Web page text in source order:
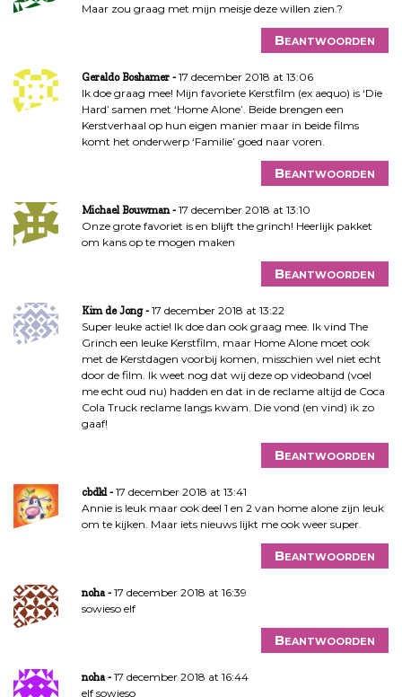
Maar zou graag met mijn meisje deze willen zien.?
Beantwoorden
Geraldo Boshamer
17 december 2018 at 13:06
Ik doe graag mee! Mijn favoriete Kerstfilm (ex aequo) is ‘Die
Hard’ samen met ‘Home Alone’. Beide brengen een
Kerstverhaal op hun eigen manier maar in beide films
komt het onderwerp ‘Familie’ goed naar voren.
Beantwoorden
Michael Bouwman
17 december 2018 at 13:10
Onze grote favoriet is en blijft the grinch! Heerlijk pakket
om kans op te mogen maken
Beantwoorden
Kim de Jong
17 december 2018 at 13:22
Super leuke actie! Ik doe dan ook graag mee. Ik vind The
Grinch een leuke Kerstfilm, maar Home Alone moet ook
met de Kerstdagen voorbij komen, misschien wel niet echt
door de film. Ik weet nog dat wij deze op videoband (voel
me echt oud nu) hadden en dat in de reclame altijd de Coca
Cola Truck reclame langs kwam. Die vond (en vind) ik zo
gaaf!
Beantwoorden
cbdkl
17 december 2018 at 13:41
Annie is leuk maar ook deel 1 en 2 van home alone zijn leuk
om te kijken. Maar iets nieuws lijkt me ook weer super.
Beantwoorden
noha
17 december 2018 at 16:39
sowieso elf
Beantwoorden
noha
17 december 2018 at 16:44
elf sowieso